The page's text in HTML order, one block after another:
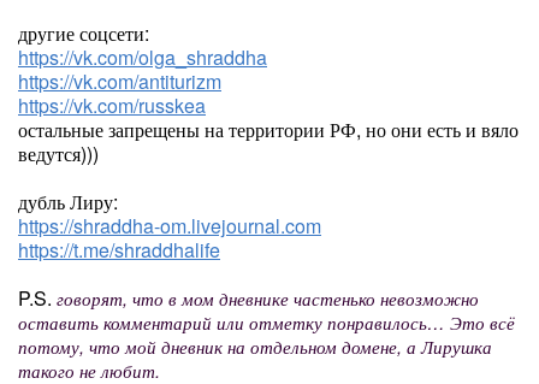
другие соцсети:
https://vk.com/olga_shraddha
https://vk.com/antiturizm
https://vk.com/russkea
остальные запрещены на территории РФ, но они есть и вяло
ведутся)))
дубль Лиру:
https://shraddha-om.livejournal.com
https://t.me/shraddhalife
P.S. говорят, что в мом дневнике частенько невозможно
оставить комментарий или отметку понравилось… Это всё
потому, что мой дневник на отдельном домене, а Лирушка
такого не любит.